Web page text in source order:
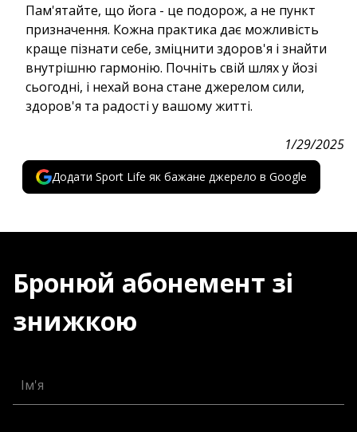
Пам'ятайте, що йога - це подорож, а не пункт
призначення. Кожна практика дає можливість
краще пізнати себе, зміцнити здоров'я і знайти
внутрішню гармонію. Почніть свій шлях у йозі
сьогодні, і нехай вона стане джерелом сили,
здоров'я та радості у вашому житті.
1/29/2025
Додати Sport Life як бажане джерело в Google
Бронюй абонемент зі
знижкою
Ім'я